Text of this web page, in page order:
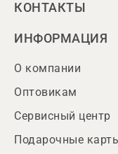
КОНТАКТЫ
ИНФОРМАЦИЯ
О компании
Оптовикам
Сервисный центр
Подарочные